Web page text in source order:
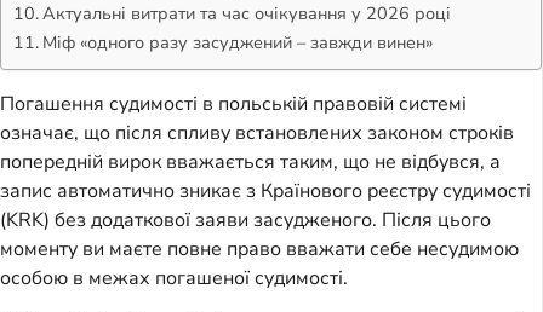
Актуальні витрати та час очікування у 2026 році
Міф «одного разу засуджений – завжди винен»
Погашення судимості в польській правовій системі
означає, що після спливу встановлених законом строків
попередній вирок вважається таким, що не відбувся, а
запис автоматично зникає з Країнового реєстру судимості
(KRK) без додаткової заяви засудженого. Після цього
моменту ви маєте повне право вважати себе несудимою
особою в межах погашеної судимості.